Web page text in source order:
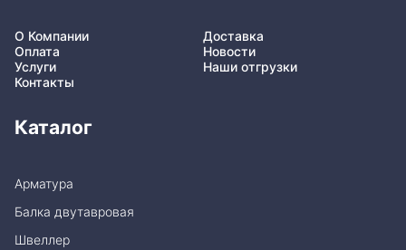
О Компании
Доставка
Оплата
Новости
Услуги
Наши отгрузки
Контакты
Каталог
Арматура
Балка двутавровая
Швеллер